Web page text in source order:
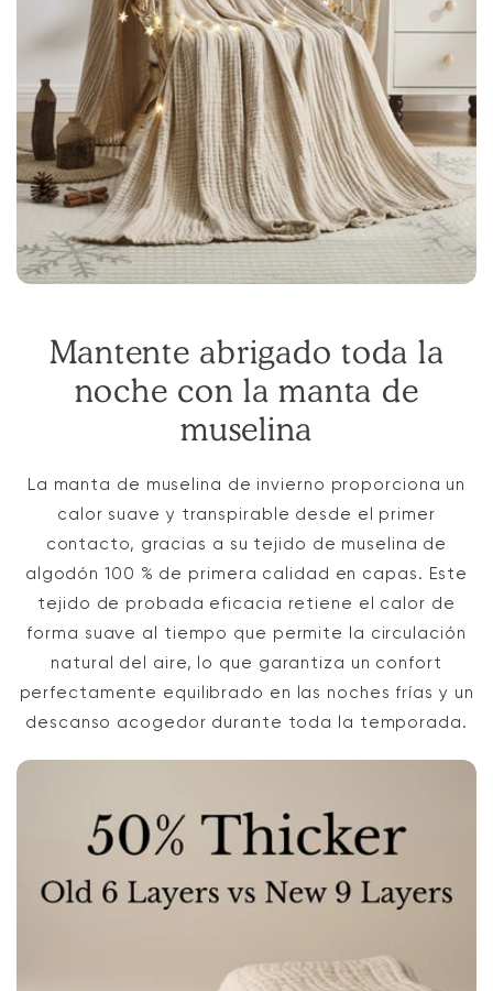
Mantente abrigado toda la
noche con la manta de
muselina
La manta de muselina de invierno proporciona un
calor suave y transpirable desde el primer
contacto, gracias a su tejido de muselina de
algodón 100 % de primera calidad en capas. Este
tejido de probada eficacia retiene el calor de
forma suave al tiempo que permite la circulación
natural del aire, lo que garantiza un confort
perfectamente equilibrado en las noches frías y un
descanso acogedor durante toda la temporada.